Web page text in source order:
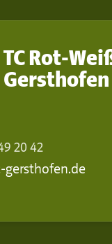
TC Rot-
Gersthofen
20 42